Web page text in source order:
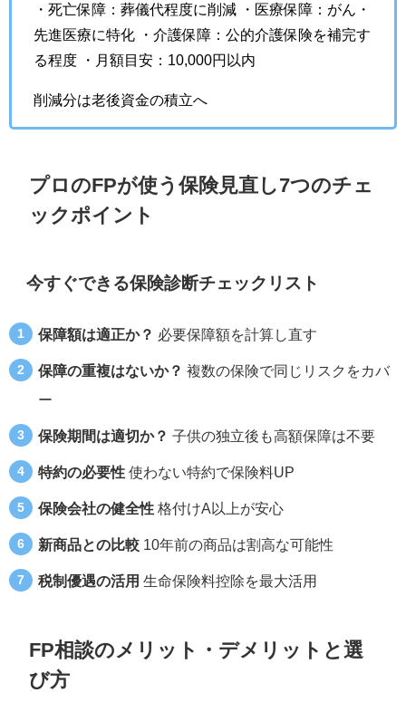
・死亡保障：葬儀代程度に削減 ・医療保障：がん・
先進医療に特化 ・介護保障：公的介護保険を補完す
る程度 ・月額目安：10,000円以内
削減分は老後資金の積立へ
プロのFPが使う保険見直し7つのチェ
ックポイント
今すぐできる保険診断チェックリスト
保障額は適正か？ 必要保障額を計算し直す
保障の重複はないか？ 複数の保険で同じリスクをカバ
ー
保険期間は適切か？ 子供の独立後も高額保障は不要
特約の必要性 使わない特約で保険料UP
保険会社の健全性 格付けA以上が安心
新商品との比較 10年前の商品は割高な可能性
税制優遇の活用 生命保険料控除を最大活用
FP相談のメリット・デメリットと選
び方